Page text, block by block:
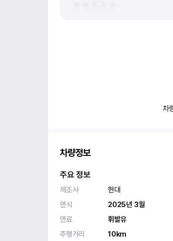
차
차량정보
주요 정보
제조사
현대
연식
2025년 3월
연료
휘발유
주행거리
10km